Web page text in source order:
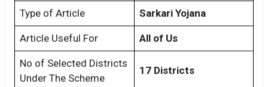
Type of Article Sarkari Yojana
Article Useful For All of Us
No of Selected Districts
Under The Scheme
17 Districts